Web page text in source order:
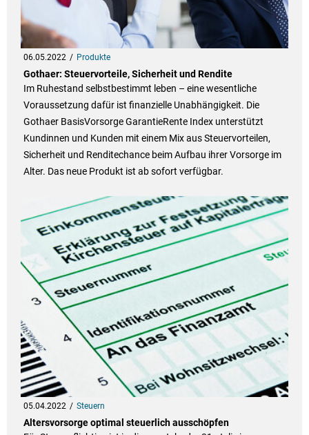
06.05.2022 Produkte
Gothaer: Steuervorteile, Sicherheit und Rendite
Im Ruhestand selbstbestimmt leben – eine wesentliche
Voraussetzung dafür ist finanzielle Unabhängigkeit. Die
Gothaer BasisVorsorge GarantieRente Index unterstützt
Kundinnen und Kunden mit einem Mix aus Steuervorteilen,
Sicherheit und Renditechance beim Aufbau ihrer Vorsorge im
Alter. Das neue Produkt ist ab sofort verfügbar.
05.04.2022 Steuern
Altersvorsorge optimal steuerlich ausschöpfen